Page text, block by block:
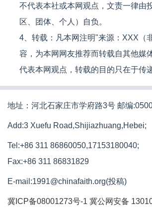
不代表本社或本网观点，文责一律由
区、团体、个人）自负。
4、转载：凡本网注明"来源：XXX（
容，为本网网友推荐而转载自其他媒
代表本网观点，转载的目的只在于传
地址：河北石家庄市学府路3号 邮编
Add:3 Xuefu Road,Shijiazhuang,Hebei;
Tel:+86 311 86860050,17153180040;
Fax:+86 311 86831829
E-mail:1991@chinafaith.org(投稿)
冀ICP备08001273号-1 冀公网安备